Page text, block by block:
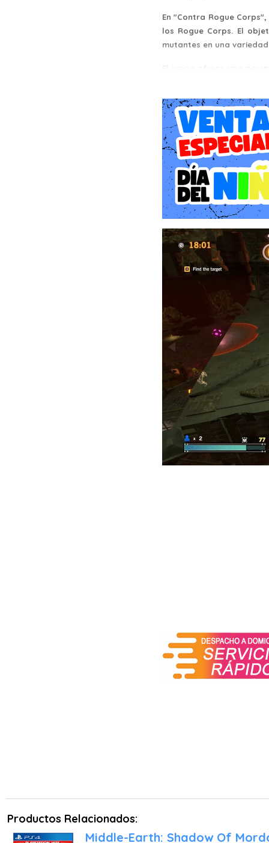
En "Contra Rogue
los Rogue Corps. El
mutantes en una
cooperativos para
contra los enemigos.
A medida que avanzas
y equipo. También
eliminar a tus enemigos
"Contra Rogue Corps"
ficción. La música y los
En resumen, "Contra
"Contra". Con su
una experiencia
enfrentamientos
Productos Relacionados:
Middle-Earth: Shadow Of